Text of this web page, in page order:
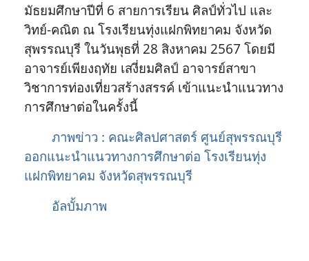
มัธยมศึกษาปีที่ 6 สายการเรียน ศิลป์ทั่วไป และ
วิทย์-คณิต ณ โรงเรียนทุ่งแฝกพิทยาคม จังหวัด
สุพรรณบุรี ในวันพุธที่ 28 สิงหาคม 2567 โดยมี
อาจารย์เพียงฤทัย เสงี่ยมศิลป์ อาจารย์สาขา
วิชาการท่องเที่ยวสร้างสรรค์ เข้าแนะนำแนวทาง
การศึกษาต่อในครั้งนี้
ภาพข่าว : คณะศิลปศาสตร์ ศูนย์สุพรรณบุรี
ออกแนะนำแนวทางการศึกษาต่อ โรงเรียนทุ่ง
แฝกพิทยาคม จังหวัดสุพรรณบุรี
อัลบั้มภาพ